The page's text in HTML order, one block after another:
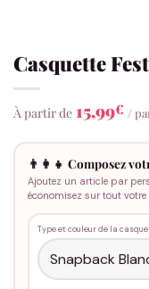
Casquette
À partir de 15,99€ /
👨‍👩‍👧 Composez
Ajoutez un article par
économisez sur tout votre
Type et couleur de la